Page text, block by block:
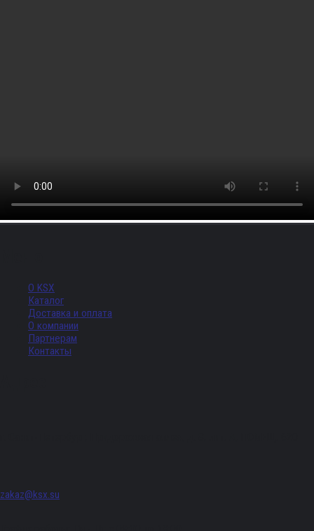
О KSX
Каталог
Доставка и оплата
О компании
Партнерам
Контакты
zakaz@ksx.su